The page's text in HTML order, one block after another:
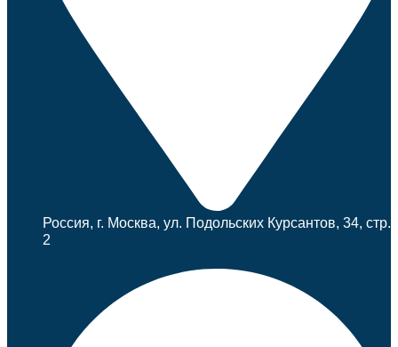
Россия, г. Москва, ул. Подольских Курсантов, 34, стр.
2